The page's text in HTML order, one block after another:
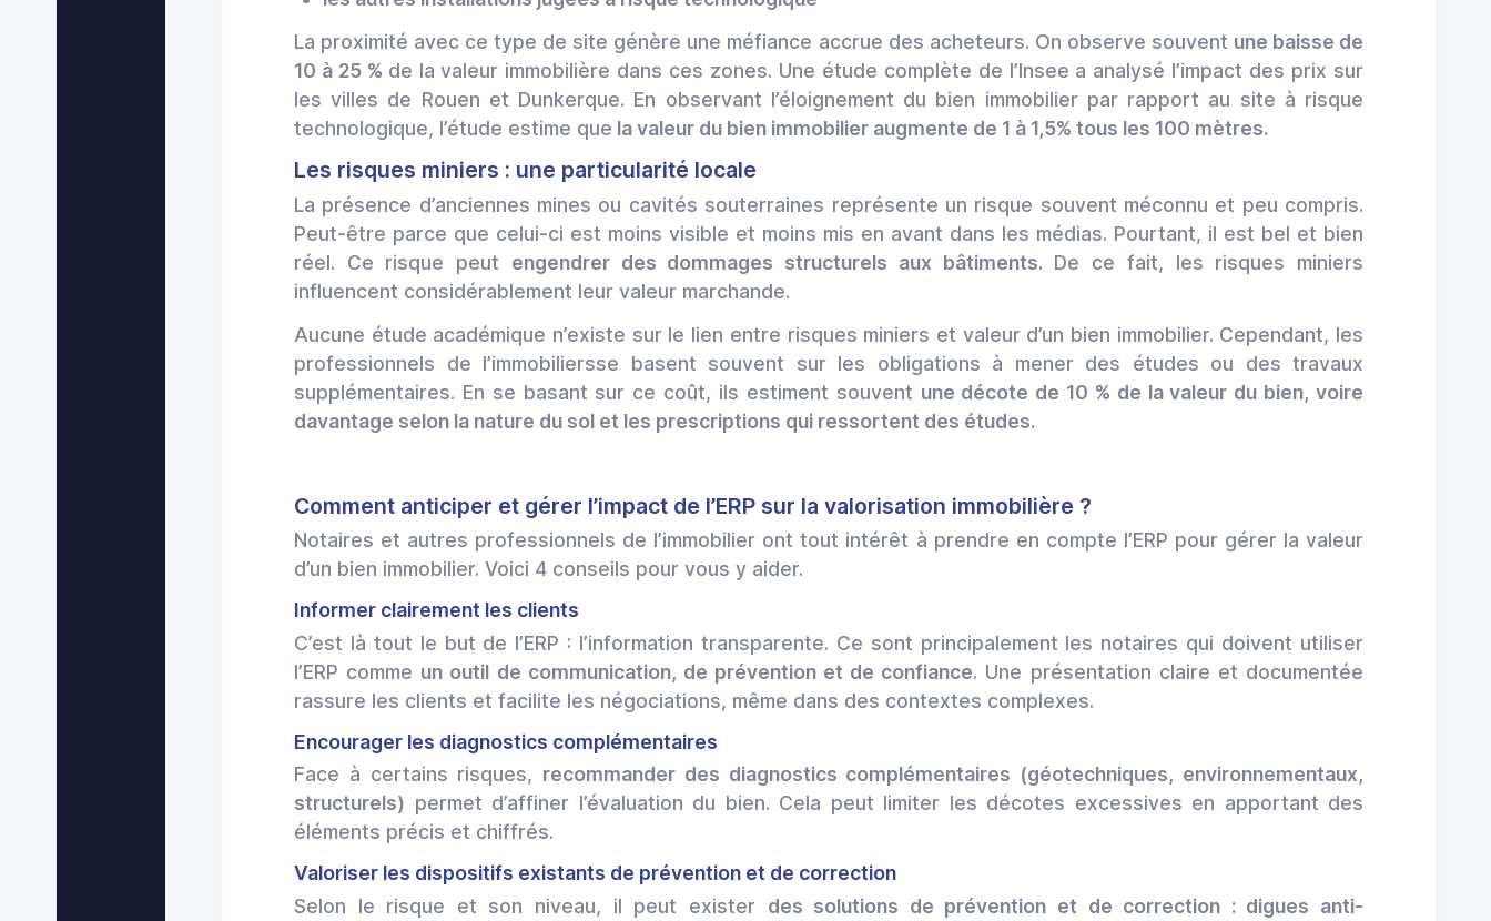
La proximité avec ce type de site génère une méfiance accrue des acheteurs. On observe souvent une baisse de
10 à 25 % de la valeur immobilière dans ces zones. Une étude complète de l’Insee a analysé l’impact des prix sur
les villes de Rouen et Dunkerque. En observant l’éloignement du bien immobilier par rapport au site à risque
technologique, l’étude estime que la valeur du bien immobilier augmente de 1 à 1,5% tous les 100 mètres.
Les risques miniers : une particularité locale
La présence d’anciennes mines ou cavités souterraines représente un risque souvent méconnu et peu compris.
Peut-être parce que celui-ci est moins visible et moins mis en avant dans les médias. Pourtant, il est bel et bien
réel. Ce risque peut engendrer des dommages structurels aux bâtiments.De ce fait, les risques miniers
influencent considérablement leur valeur marchande.
Aucune étude académique n’existe sur le lien entre risques miniers et valeur d’un bien immobilier. Cependant, les
professionnels de l’immobiliersse basent souvent sur les obligations à mener des études ou des travaux
supplémentaires. En se basant sur ce coût, ils estiment souvent une décote de 10 % de la valeur du bien, voire
davantage selon la nature du sol et les prescriptions qui ressortent des études.
Comment anticiper et gérer l’impact de l’ERP sur la valorisation immobilière ?
Notaires et autres professionnels de l’immobilier ont tout intérêt à prendre en compte l’ERP pour gérer la valeur
d’un bien immobilier. Voici 4 conseils pour vous y aider.
Informer clairement les clients
C’est là tout le but de l’ERP : l’information transparente. Ce sont principalement les notaires qui doivent utiliser
l’ERP comme un outil de communication, de prévention et de confiance. Une présentation claire et documentée
rassure les clients et facilite les négociations, même dans des contextes complexes.
Encourager les diagnostics complémentaires
Face à certains risques, recommander des diagnostics complémentaires (géotechniques, environnementaux,
structurels) permet d’affiner l’évaluation du bien. Cela peut limiter les décotes excessives en apportant des
éléments précis et chiffrés.
Valoriser les dispositifs existants de prévention et de correction
Selon le risque et son niveau, il peut exister des solutions de prévention et de correction : digues anti-